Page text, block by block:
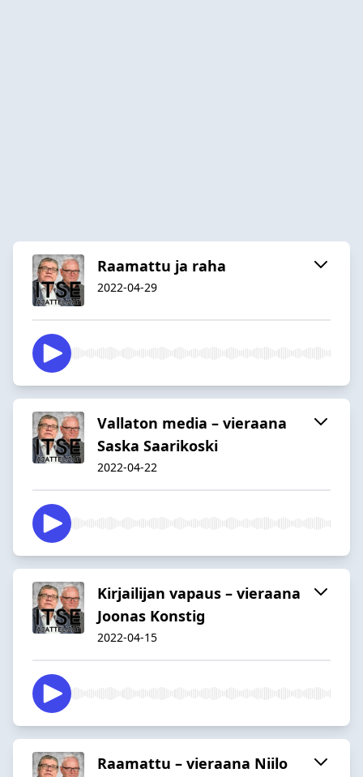
Raamattu ja raha
2022-04-29
Vallaton media – vieraana
Saska Saarikoski
2022-04-22
Kirjailijan vapaus – vieraana
Joonas Konstig
2022-04-15
Raamattu – vieraana Niilo